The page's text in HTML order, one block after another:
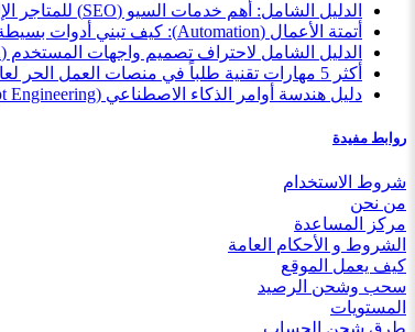
الدليل الشامل: أهم خدمات السيو (SEO) للمتاجر الإلكترونية وكيف تبيعها كمستقل بذكاء
أتمتة الأعمال (Automation): كيف تبني أدوات بسيطة للشركات وتبيعها كخدمة مصغرة
الدليل الشامل لاحتراف تصميم واجهات المستخدم (UI/UX) وبيع خدماتك للمبتدئين
أكثر 5 مهارات تقنية طلباً في منصات العمل الحر لعام 2026 (وكيف تبدأ الآن)
دليل هندسة أوامر الذكاء الاصطناعي (Prompt Engineering): كيف تبيع مهارتك بأسعار تبدأ من 5$؟
روابط مفيدة
شروط الاستخدام
من نحن
مركز المساعدة
الشروط و الأحكام العامة
كيف يعمل الموقع
سحب وشحن الرصيد
المستويات
طرق شحن الحساب